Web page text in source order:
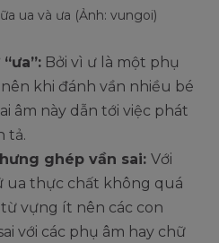
ua và ưa (Ảnh: vungoi)
Bởi vì ư là một phụ
khi đánh vần nhiều bé
âm này dẫn tới việc phát
tả.
ghép vần sai: Với
ua thực chất không quá
vựng ít nên các con
với các phụ âm hay chữ